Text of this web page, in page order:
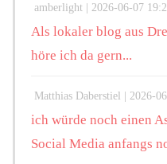
amberlight | 2026-06-07
Als lokaler blog aus
höre ich da gern...
Matthias Daberstiel | 2026-
ich würde noch einen
Social Media anfangs